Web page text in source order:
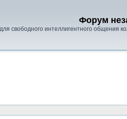
Форум
свободного интеллигентного общения